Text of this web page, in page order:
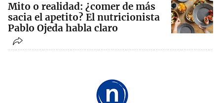
Mito o realidad: ¿comer de más
sacia el apetito? El nutricionista
Pablo Ojeda habla claro